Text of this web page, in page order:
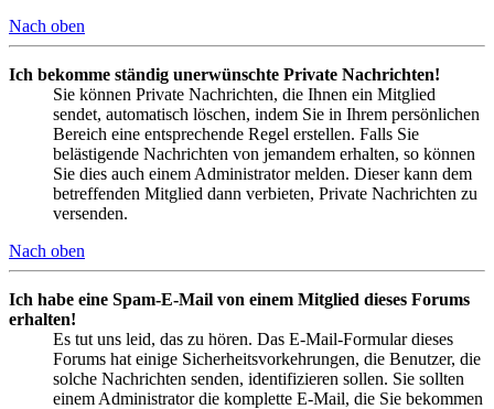
Nach oben
Ich bekomme ständig unerwünschte Private Nachrichten!
Sie können Private Nachrichten, die Ihnen ein Mitglied
sendet, automatisch löschen, indem Sie in Ihrem persönlichen
Bereich eine entsprechende Regel erstellen. Falls Sie
belästigende Nachrichten von jemandem erhalten, so können
Sie dies auch einem Administrator melden. Dieser kann dem
betreffenden Mitglied dann verbieten, Private Nachrichten zu
versenden.
Nach oben
Ich habe eine Spam-E-Mail von einem Mitglied dieses Forums
erhalten!
Es tut uns leid, das zu hören. Das E-Mail-Formular dieses
Forums hat einige Sicherheitsvorkehrungen, die Benutzer, die
solche Nachrichten senden, identifizieren sollen. Sie sollten
einem Administrator die komplette E-Mail, die Sie bekommen